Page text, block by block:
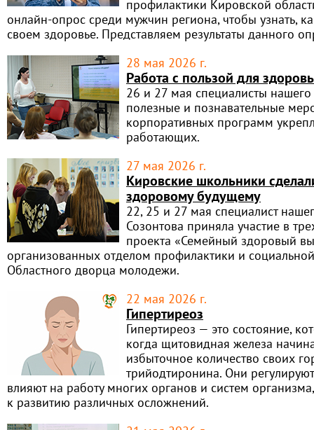
профилактики Кировской
онлайн-опрос среди мужчин региона, чтобы узнать,
своем здоровье. Представляем результаты данного
28 мая 2026 г.
Работа с пользой для
26 и 27 мая специалисты
полезные и познавательные
корпоративных программ
работающих.
27 мая 2026 г.
Кировские школьники
здоровому будущему
22, 25 и 27 мая специалист
Созонтова приняла участие в
проекта «Семейный здоровый
организованных отделом профилактики и
Областного дворца молодежи.
22 мая 2026 г.
Гипертиреоз
Гипертиреоз — это состояние,
когда щитовидная железа
избыточное количество своих
трийодтиронина. Они
влияют на работу многих органов и систем
к развитию различных осложнений.